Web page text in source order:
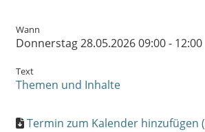
Wann
Donnerstag 28.05.2026 09:00 - 12:00
Text
Themen und Inhalte
Termin zum Kalender hinzufügen